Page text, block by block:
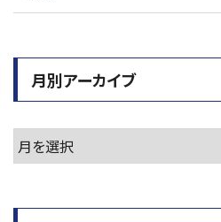
月別アーカイブ